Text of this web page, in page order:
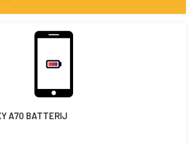
A70 BATTERIJ